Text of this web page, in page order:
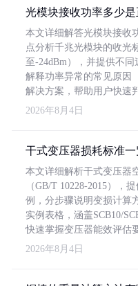
光模块接收功率多少是
本文详细解答光模块接收
点分析千兆光模块的收光
至-24dBm），并提供不
解释功率异常的常见原因
解决方案，帮助用户快速
2026年8月4日
干式变压器损耗标准
本文详细解析干式变压器
（GB/T 10228-2015），
例，分步骤说明变损计算
实例表格，涵盖SCB10/
快速掌握变压器能效评估
2026年8月4日